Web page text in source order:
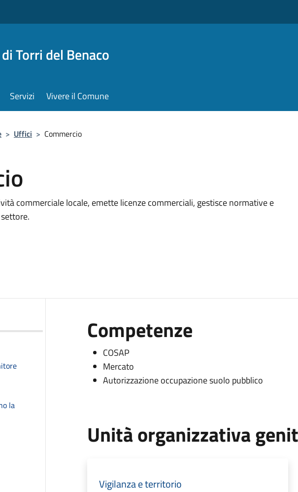
Torri del Benaco
Servizi Vivere il Comune
> Uffici > Commercio
commerciale locale, emette licenze commerciali, gestisce normative e
la
Competenze
COSAP
Mercato
Autorizzazione occupazione suolo pubblico
Unità organizzativa
Vigilanza e territorio